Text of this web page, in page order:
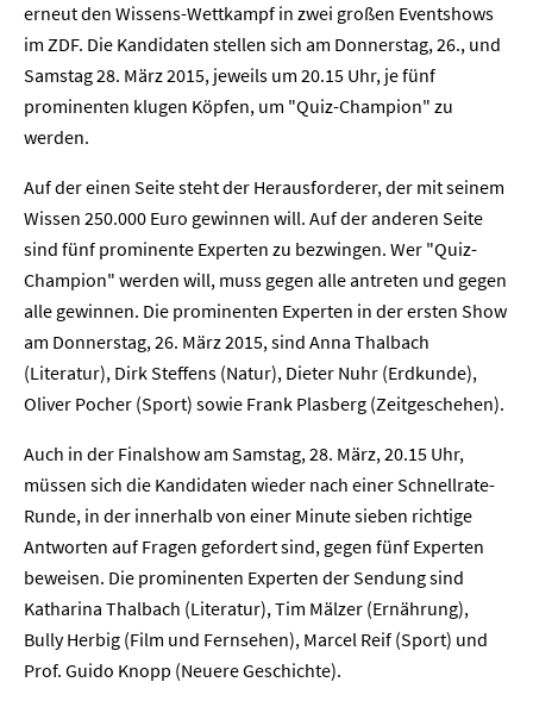
erneut den Wissens-Wettkampf in zwei großen Eventshows
im ZDF. Die Kandidaten stellen sich am Donnerstag, 26., und
Samstag 28. März 2015, jeweils um 20.15 Uhr, je fünf
prominenten klugen Köpfen, um "Quiz-Champion" zu
werden.
Auf der einen Seite steht der Herausforderer, der mit seinem
Wissen 250.000 Euro gewinnen will. Auf der anderen Seite
sind fünf prominente Experten zu bezwingen. Wer "Quiz-
Champion" werden will, muss gegen alle antreten und gegen
alle gewinnen. Die prominenten Experten in der ersten Show
am Donnerstag, 26. März 2015, sind Anna Thalbach
(Literatur), Dirk Steffens (Natur), Dieter Nuhr (Erdkunde),
Oliver Pocher (Sport) sowie Frank Plasberg (Zeitgeschehen).
Auch in der Finalshow am Samstag, 28. März, 20.15 Uhr,
müssen sich die Kandidaten wieder nach einer Schnellrate-
Runde, in der innerhalb von einer Minute sieben richtige
Antworten auf Fragen gefordert sind, gegen fünf Experten
beweisen. Die prominenten Experten der Sendung sind
Katharina Thalbach (Literatur), Tim Mälzer (Ernährung),
Bully Herbig (Film und Fernsehen), Marcel Reif (Sport) und
Prof. Guido Knopp (Neuere Geschichte).